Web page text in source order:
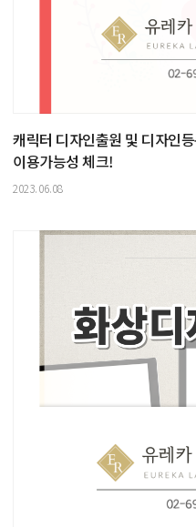
캐릭터 디자인출원 및 디자인
이용가능성 체크!
2023.06.08